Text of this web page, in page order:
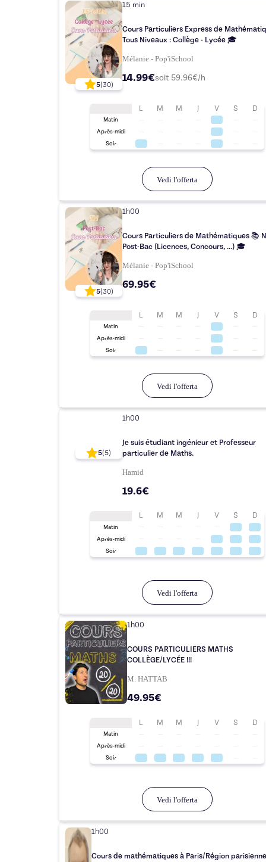
5(30)
15 min
Cours Particuliers Express de
Tous Niveaux : Collège - Lycée 🎓
Mélanie - Pop'iSchool
14.99€soit 59.96€/h
L M M J V S D
Matin
Après-midi
Soir
Vedi l'offerta
5(30)
1h00
Cours Particuliers de Mathématiques 📚
Post-Bac (Licences, Concours, ...) 🎓
Mélanie - Pop'iSchool
69.95€
L M M J V S D
Matin
Après-midi
Soir
Vedi l'offerta
5(5)
1h00
Je suis étudiant ingénieur et Professeur
particulier de Maths.
Hamid
19.6€
L M M J V S D
Matin
Après-midi
Soir
Vedi l'offerta
1h00
COURS PARTICULIERS MATHS
COLLÈGE/LYCÉE !!!
M. HATTAB
49.95€
L M M J V S D
Matin
Après-midi
Soir
Vedi l'offerta
1h00
Cours de mathématiques à Paris/Région